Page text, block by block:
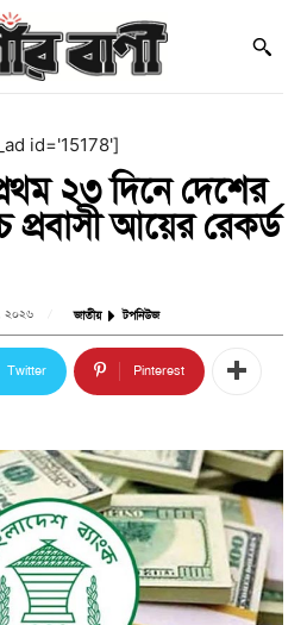
id='15178']
২৩ দিনে দেশের
প্রবাসী আয়ের রেকর্ড
২০২৬ জাতীয় টপনিউজ
Twitter Pinterest